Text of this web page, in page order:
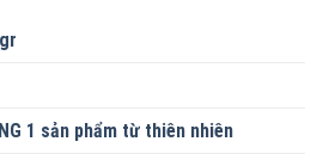
1 sản phẩm từ thiên nhiên